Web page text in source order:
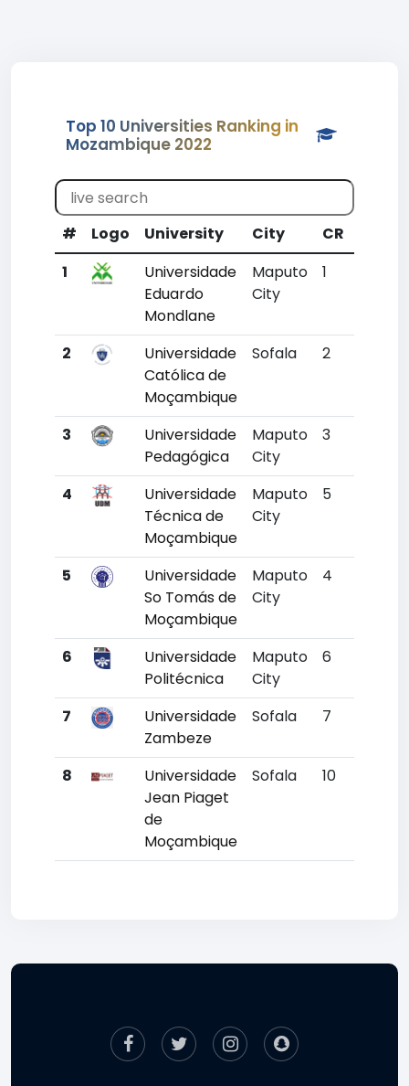
Top 10 Universities Ranking in
Mozambique 2022
# Logo University City CR
1
Universidade
Eduardo
Mondlane
Maputo
City
1
2
Universidade
Católica de
Moçambique
Sofala 2
3
Universidade
Pedagógica
Maputo
City
3
4
Universidade
Técnica de
Moçambique
Maputo
City
5
5
Universidade
So Tomás de
Moçambique
Maputo
City
4
6
Universidade
Politécnica
Maputo
City
6
7
Universidade
Zambeze
Sofala 7
8
Universidade
Jean Piaget
de
Moçambique
Sofala 10